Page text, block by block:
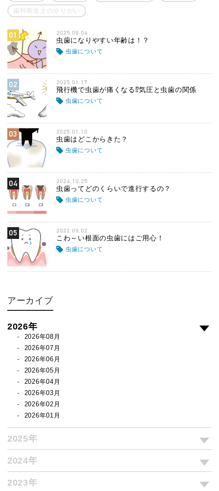
歯科衛生士のやりがい
01 2025.09.04
虫歯になりやすい年齢は！？
虫歯について
02 2025.01.17
飛行機で虫歯が痛くなる⁉気圧と虫歯の関係
虫歯について
03 2025.01.10
虫歯はどこからきた？
虫歯について
04 2024.10.25
虫歯ってどのくらいで進行するの？
虫歯について
05 2022.09.02
こわ～い根面の虫歯にはご用心！
虫歯について
アーカイブ
2026年
2026年08月
2026年07月
2026年06月
2026年05月
2026年04月
2026年03月
2026年02月
2026年01月
2025年
2024年
2023年